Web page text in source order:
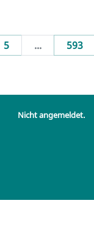
5 ... 593
Nicht angemeldet.